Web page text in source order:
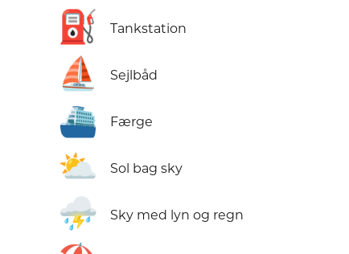
⛽ Tankstation
⛵ Sejlbåd
⛴️ Færge
⛅ Sol bag sky
⛈️ Sky med lyn og regn